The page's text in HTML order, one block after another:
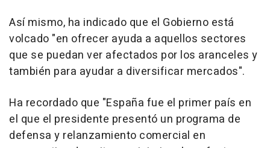
Así mismo, ha indicado que el Gobierno está
volcado "en ofrecer ayuda a aquellos sectores
que se puedan ver afectados por los aranceles y
también para ayudar a diversificar mercados".
Ha recordado que "España fue el primer país en
el que el presidente presentó un programa de
defensa y relanzamiento comercial en